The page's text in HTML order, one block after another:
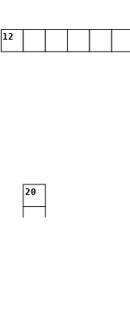
12
20